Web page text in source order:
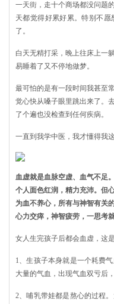
一天街，走十个商场都没问题
天都觉得好累好累。特别不
了。
白天无精打采，晚上往床上一
易睡着了又不停地做梦。
最可怕的是有一段时间我甚至
觉心快从嗓子眼里跳出来了。
了个遍也没检查到任何疾病。
一直到我学中医，我才懂得我
血虚就是血脉空虚、血气不足
个人面色红润，精力充沛。但
为血不养心，所有与神智有关
心力交瘁，神智疲劳，一思考
女人生完孩子后都会血虚，这
1、生孩子本身就是一个耗费
大量的气血，出现气血双亏后
2、哺乳带娃都是熬心的过程